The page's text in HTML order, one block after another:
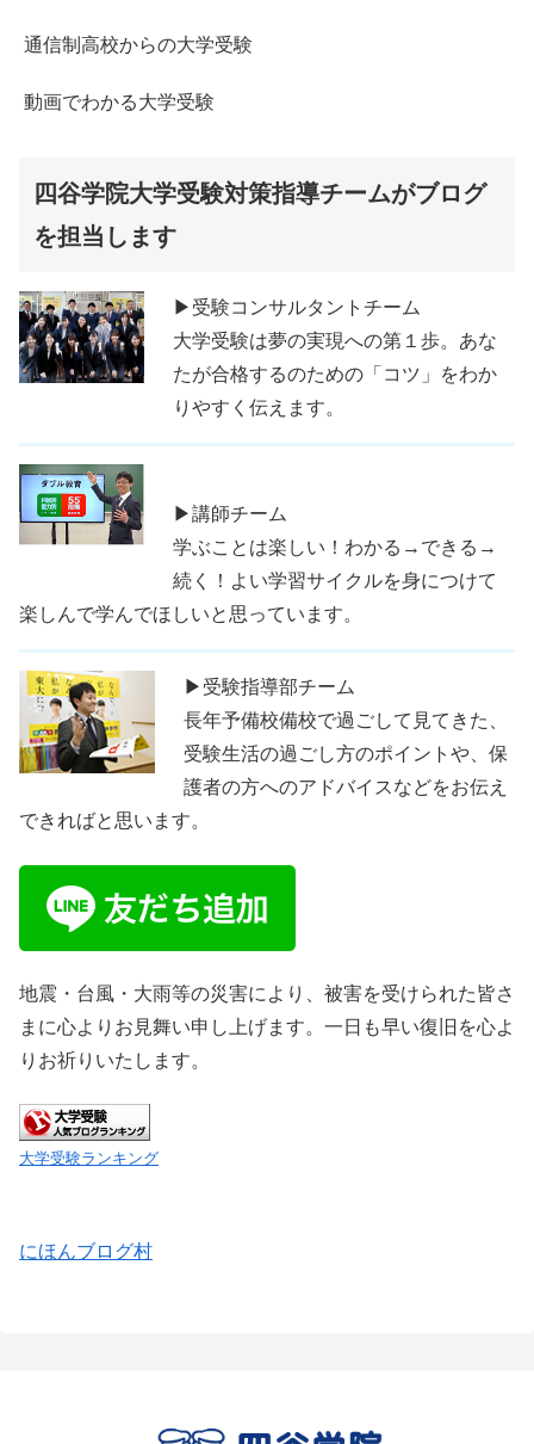
通信制高校からの大学受験
動画でわかる大学受験
四谷学院大学受験対策指導チームがブログ
を担当します
▶受験コンサルタントチーム
大学受験は夢の実現への第１歩。あな
たが合格するのための「コツ」をわか
りやすく伝えます。
▶講師チーム
学ぶことは楽しい！わかる→できる→
続く！よい学習サイクルを身につけて
楽しんで学んでほしいと思っています。
▶受験指導部チーム
長年予備校備校で過ごして見てきた、
受験生活の過ごし方のポイントや、保
護者の方へのアドバイスなどをお伝え
できればと思います。
地震・台風・大雨等の災害により、被害を受けられた皆さ
まに心よりお見舞い申し上げます。一日も早い復旧を心よ
りお祈りいたします。
大学受験ランキング
にほんブログ村